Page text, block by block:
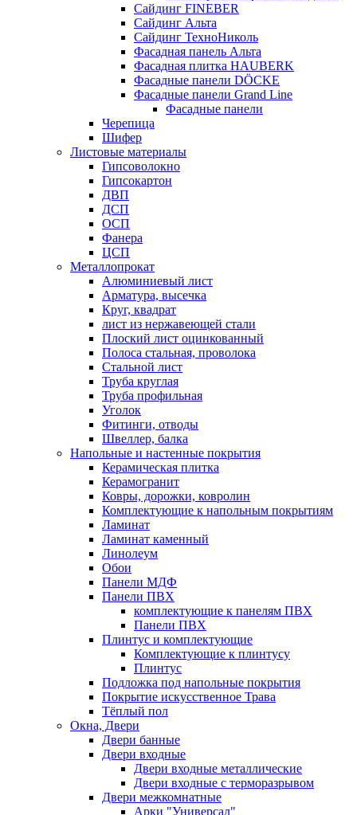
Сайдинг FINEBER
Сайдинг Альта
Сайдинг ТехноНиколь
Фасадная панель Альта
Фасадная плитка HAUBERK
Фасадные панели DÖCKE
Фасадные панели Grand Line
Фасадные панели
Черепица
Шифер
Листовые материалы
Гипсоволокно
Гипсокартон
ДВП
ДСП
ОСП
Фанера
ЦСП
Металлопрокат
Алюминиевый лист
Арматура, высечка
Круг, квадрат
лист из нержавеющей стали
Плоский лист оцинкованный
Полоса стальная, проволока
Стальной лист
Труба круглая
Труба профильная
Уголок
Фитинги, отводы
Швеллер, балка
Напольные и настенные покрытия
Керамическая плитка
Керамогранит
Ковры, дорожки, ковролин
Комплектующие к напольным покрытиям
Ламинат
Ламинат каменный
Линолеум
Обои
Панели МДФ
Панели ПВХ
комплектующие к панелям ПВХ
Панели ПВХ
Плинтус и комплектующие
Комплектующие к плинтусу
Плинтус
Подложка под напольные покрытия
Покрытие искусственное Трава
Тёплый пол
Окна, Двери
Двери банные
Двери входные
Двери входные металлические
Двери входные с терморазрывом
Двери межкомнатные
Арки "Универсал"